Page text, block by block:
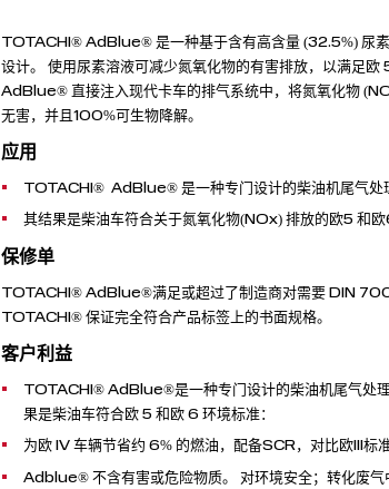
TOTACHI® AdBlue® 是一种基于含有高含量 (32.5%) 尿
设计。 使用尿素溶液可减少氮氧化物的有害排放，以满足
AdBlue® 直接注入现代卡车的排气系统中，将氮氧化物
无害，并且100%可生物降解。
应用
TOTACHI® AdBlue® 是一种专门设计的柴油机尾气处
其结果是柴油车符合关于氮氧化物(NOx) 排放的欧5 和欧
保修单
TOTACHI® AdBlue®满足或超过了制造商对需要 DIN
TOTACHI® 保证完全符合产品标签上的书面规格。
客户利益
TOTACHI® AdBlue®是一种专门设计的柴油机尾气处
果是柴油车符合欧 5 和欧 6 环境标准：
为欧 IV 车辆节省约 6% 的燃油，配备SCR，对比欧III标准
Adblue® 不含有害或危险物质。 对环境安全；转化废气